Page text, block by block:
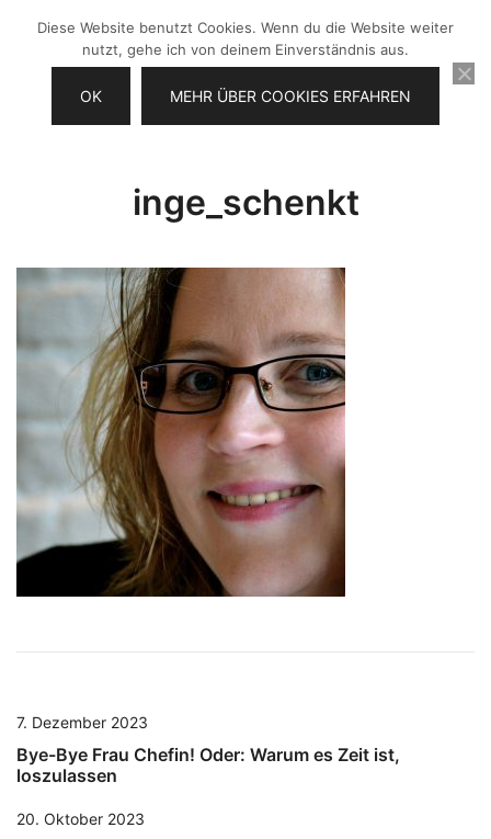
springen
inge_schenkt
7. Dezember 2023
Bye-Bye Frau Chefin! Oder: Warum es Zeit ist,
loszulassen
20. Oktober 2023
Diese Website benutzt Cookies. Wenn du die Website weiter
nutzt, gehe ich von deinem Einverständnis aus.
OK MEHR ÜBER COOKIES ERFAHREN